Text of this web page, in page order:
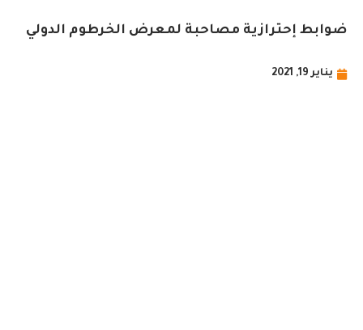
ضوابط إحترازية مصاحبة لمعرض الخرطوم الدولي
يناير 19, 2021